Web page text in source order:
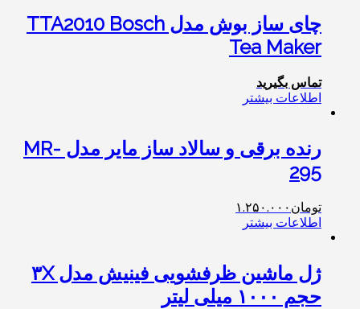
چای ساز بوش مدل TTA2010 Bosch
Tea Maker
تماس بگیرید
اطلاعات بیشتر
رنده برقی و سالاد ساز مایر مدل MR-
295
تومان ۱.۲۵۰.۰۰۰
اطلاعات بیشتر
ژل ماشین ظرفشویی فینیش مدل ۳X
حجم ۱۰۰۰ میلی لیتر